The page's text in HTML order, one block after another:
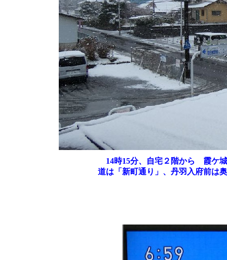
14時15分、自宅２階から 霞ケ
道は「新町通り」、丹羽入府前は